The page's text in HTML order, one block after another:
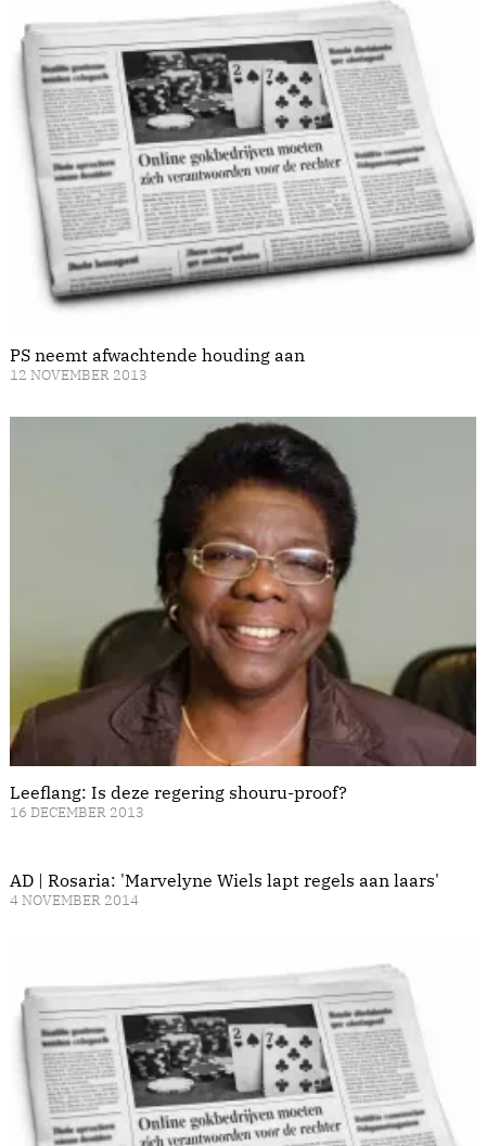
PS neemt afwachtende houding aan
12 NOVEMBER 2013
Leeflang: Is deze regering shouru-proof?
16 DECEMBER 2013
AD | Rosaria: 'Marvelyne Wiels lapt regels aan laars'
4 NOVEMBER 2014